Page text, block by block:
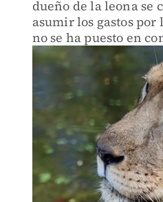
dueño de la leona se
asumir los gastos
no se ha puesto en